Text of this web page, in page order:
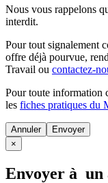
Nous vous rappelons
interdit.
Pour tout signalement
offre déjà pourvue,
Travail ou contactez-
Pour toute information
les fiches pratiques du
Annuler
×
Envoyer à un